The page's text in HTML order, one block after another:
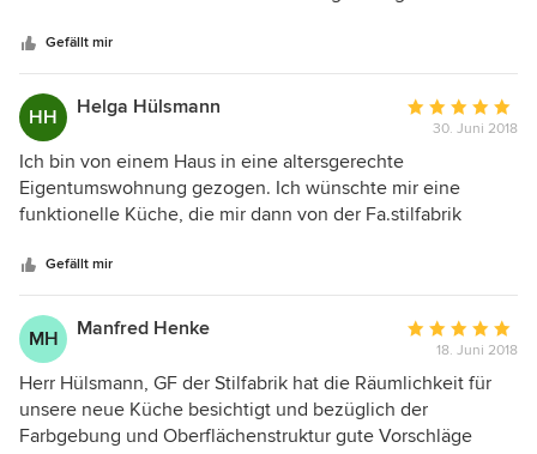
gehabt. Zuletzt hat ein sympathisches und sauber
arbeitendes Team die Arbeiten perfekt aufgebaut. Bin sehr
zufrieden und werde weitere Arbeiten in Auftrat geben.
Gefällt mir
HH Helga Hülsmann
Bewertung:
von
5
30. Juni 2018
Ich bin von einem Haus in eine altersgerechte
Eigentumswohnung gezogen. Ich wünschte mir eine
funktionelle Küche, die mir dann von der Fa.stilfabrik
Hülsmann hat mit entsprechender Professionalität über
meine speziellen Wünsche mit mir diskutiert : z.B. große
Griffe an Türen und Schubladen, leicht gängige Türen an
den Oberschränken. Da es sich um eine "offene Küche"
zum Wohnraum handelt, war es für Herrn Hülsmann auch
wichtig, Empfehlungen für die Farbgestaltung der Flächen
und des Fliesenspiegels zu geben. Alle Elektrogeräte und
Gefällt mir
MH Manfred Henke
Bewertung:
5
von
5
18. Juni 2018
Herr Hülsmann, GF der Stilfabrik hat die Räumlichkeit für
unsere neue Küche besichtigt und bezüglich der
Farbgebung und Oberflächenstruktur gute Vorschläge